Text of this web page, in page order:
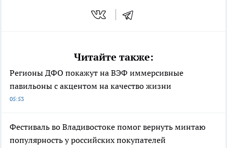
Читайте также:
Регионы ДФО покажут на ВЭФ иммерсивные
павильоны с акцентом на качество жизни
05:53
Фестиваль во Владивостоке помог вернуть минтаю
популярность у российских покупателей